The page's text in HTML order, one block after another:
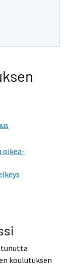
oikea-
koulutuksen